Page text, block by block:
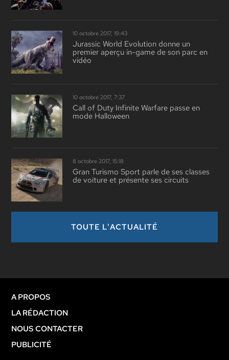
10 octobre 2017, 19:43
Jurassic World Evolution donne un
premier aperçu in-game de son parc en
vidéo
10 octobre 2017, 7:37
Call of Duty Infinite Warfare passe en
mode Halloween
8 octobre 2017, 15:18
Gran Turismo Sport parle de ses classes
de voiture et présente ses circuits
TOUTE L'ACTUALITÉ
A PROPOS
LA RÉDACTION
NOUS CONTACTER
PUBLICITÉ